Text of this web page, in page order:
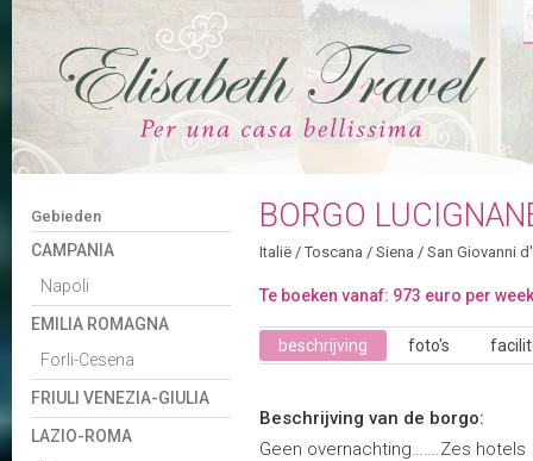
Gebieden
CAMPANIA
Napoli
EMILIA ROMAGNA
Forli-Cesena
FRIULI VENEZIA-GIULIA
LAZIO-ROMA
BORGO
Italië / Toscana / Siena / San Giovanni
Te boeken vanaf: 973 euro per week
beschrijving foto's
Beschrijving van de borgo:
Geen overnachting…….Zes hotels